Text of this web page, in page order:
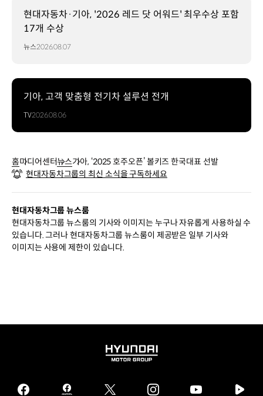
현대자동차·기아, '2026 레드 닷 어워드' 최우수상 포함
17개 수상
뉴스2026.08.07
기아, 고객 맞춤형 전기차 설루션 전개
TV2026.08.06
홈미디어센터뉴스기아, ‘2025 호주오픈’ 볼키즈 한국대표 선발
현대자동차그룹의 최신 소식을 구독하세요
현대자동차그룹 뉴스룸
현대자동차그룹 뉴스룸의 기사와 이미지는 누구나 자유롭게 사용하실 수
있습니다. 그러나 현대자동차그룹 뉴스룸이 제공받은 일부 기사와
이미지는 사용에 제한이 있습니다.
HYUNDAI
GROUP